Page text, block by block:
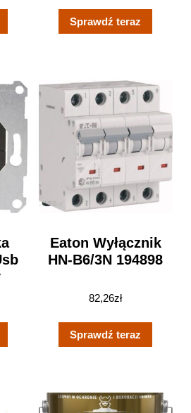
Sprawdź teraz
Eaton Wyłącznik
HN-B6/3N 194898
82,26zł
Sprawdź teraz